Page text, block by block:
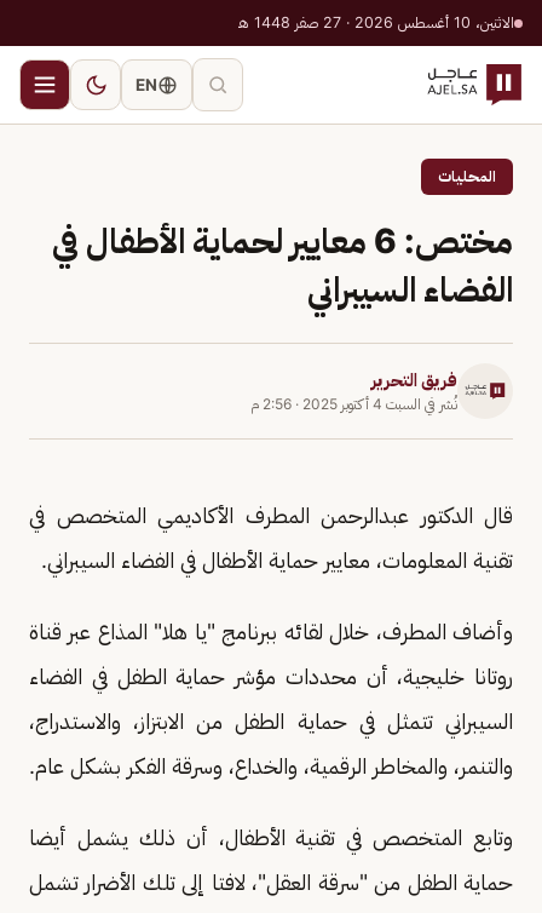
الاثنين، 10 أغسطس 2026 · 27 صفر 1448 هـ
EN
المحليات
مختص: 6 معايير لحماية الأطفال في
الفضاء السيبراني
فريق التحرير
نُشر في السبت 4 أكتوبر 2025 · 2:56 م
قال الدكتور عبدالرحمن المطرف الأكاديمي المتخصص في
تقنية المعلومات، معايير حماية الأطفال في الفضاء السيبراني.
وأضاف المطرف، خلال لقائه ببرنامج "يا هلا" المذاع عبر قناة
روتانا خليجية، أن محددات مؤشر حماية الطفل في الفضاء
السيبراني تتمثل في حماية الطفل من الابتزاز، والاستدراج،
والتنمر، والمخاطر الرقمية، والخداع، وسرقة الفكر بشكل عام.
وتابع المتخصص في تقنية الأطفال، أن ذلك يشمل أيضا
حماية الطفل من "سرقة العقل"، لافتا إلى تلك الأضرار تشمل